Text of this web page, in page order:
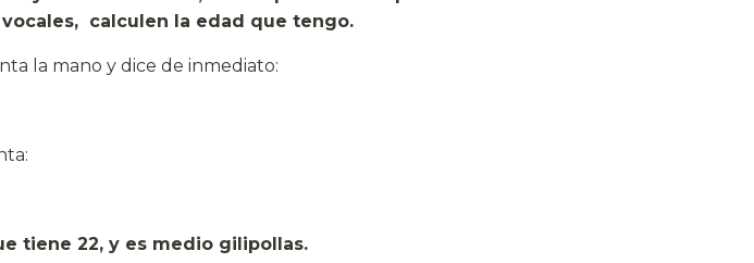
calculen la edad que tengo.
la mano y dice de inmediato:
tiene 22, y es medio gilipollas.